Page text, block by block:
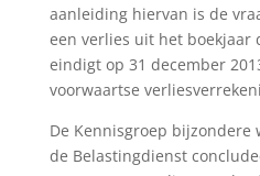
aanleiding hiervan is de
een verlies uit het boekjaar
eindigt op 31 december
voorwaartse
De Kennisgroep
de Belastingdienst